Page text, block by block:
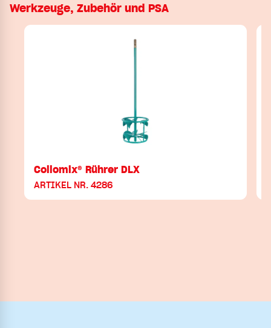
Werkzeuge, Zubehör und PSA
Collomix® Rührer DLX
ARTIKEL NR. 4286